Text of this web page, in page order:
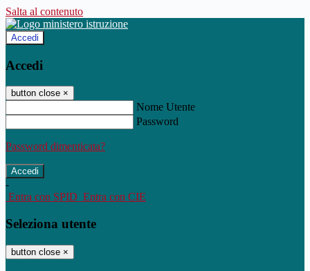
Salta al contenuto
Accedi
Accedi
button close ×
Nome Utente
Password
Password dimenticata?
-
Entra con SPID Entra con CIE
Seleziona utente
button close ×